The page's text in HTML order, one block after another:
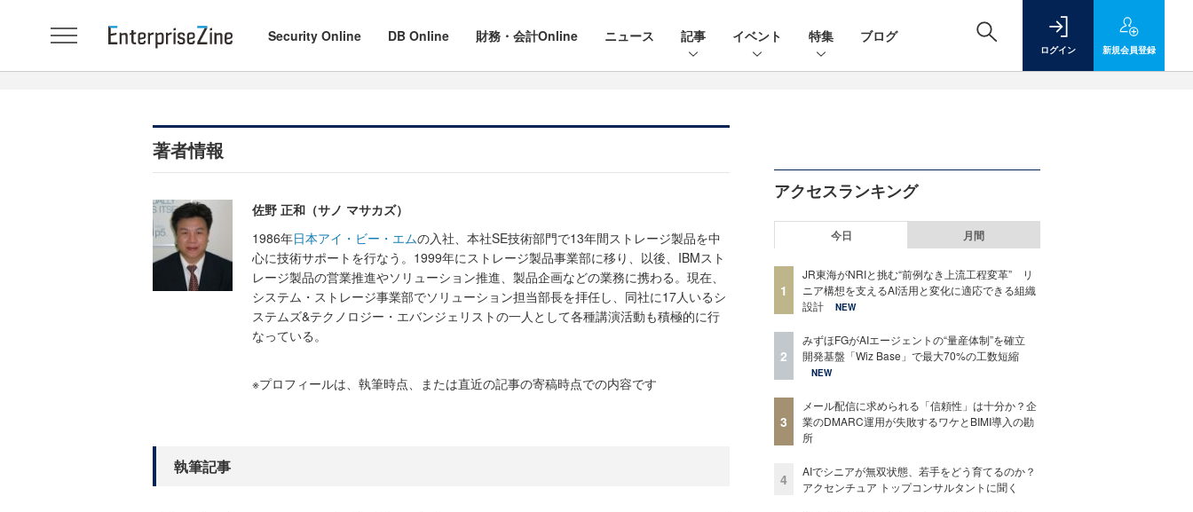
Security Online DB Online 財務・会計Online ニュース 記事 イベント 特集 ブログ
ログイン 新規会員登録
著者情報
佐野 正和（サノ マサカズ）
1986年日本アイ・ビー・エムの入社、本社SE技術部門で13年間ストレージ製品を中
心に技術サポートを行なう。1999年にストレージ製品事業部に移り、以後、IBMスト
レージ製品の営業推進やソリューション推進、製品企画などの業務に携わる。現在、
システム・ストレージ事業部でソリューション担当部長を拝任し、同社に17人いるシ
ステムズ&テクノロジー・エバンジェリストの一人として各種講演活動も積極的に行
なっている。
※プロフィールは、執筆時点、または直近の記事の寄稿時点での内容です
執筆記事
アクセスランキング
今日 月間
1
JR東海がNRIと挑む“前例なき上流工程変革” リ
ニア構想を支えるAI活用と変化に適応できる組織
設計
NEW
2
みずほFGがAIエージェントの“量産体制”を確立
開発基盤「Wiz Base」で最大70%の工数短縮
NEW
3
メール配信に求められる「信頼性」は十分か？企
業のDMARC運用が失敗するワケとBIMI導入の勘
所
4
AIでシニアが無双状態、若手をどう育てるのか？
アクセンチュア トップコンサルタントに聞く